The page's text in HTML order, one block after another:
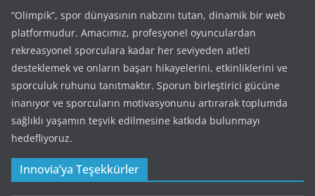
“Olimpik”, spor dünyasının nabzını tutan, dinamik bir web
platformudur. Amacımız, profesyonel oyunculardan
rekreasyonel sporculara kadar her seviyeden atleti
desteklemek ve onların başarı hikayelerini, etkinliklerini ve
sporculuk ruhunu tanıtmaktır. Sporun birleştirici gücüne
inanıyor ve sporcuların motivasyonunu artırarak toplumda
sağlıklı yaşamın teşvik edilmesine katkıda bulunmayı
hedefliyoruz.
Innovia’ya Teşekkürler